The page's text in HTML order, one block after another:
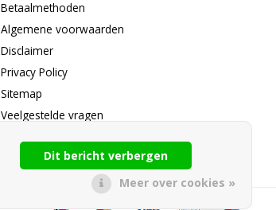
Betaalmethoden
Algemene voorwaarden
Disclaimer
Privacy Policy
Sitemap
Veelgestelde vragen
Dit bericht verbergen
Meer over cookies »